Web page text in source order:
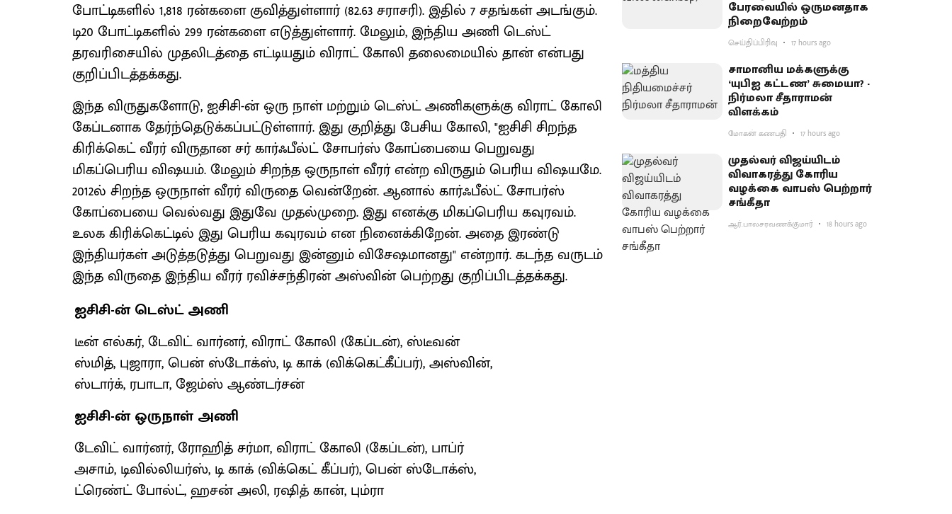
போட்டிகளில் 1,818 ரன்களை குவித்துள்ளார் (82.63 சராசரி). இதில் 7 சதங்கள் அடங்கும்.
டி20 போட்டிகளில் 299 ரன்களை எடுத்துள்ளார். மேலும், இந்திய அணி டெஸ்ட்
தரவரிசையில் முதலிடத்தை எட்டியதும் விராட் கோலி தலைமையில் தான் என்பது
குறிப்பிடத்தக்கது.
இந்த விருதுகளோடு, ஐசிசி-ன் ஒரு நாள் மற்றும் டெஸ்ட் அணிகளுக்கு விராட் கோலி
கேப்டனாக தேர்ந்தெடுக்கப்பட்டுள்ளார். இது குறித்து பேசிய கோலி, "ஐசிசி சிறந்த
கிரிக்கெட் வீரர் விருதான சர் கார்ஃபீல்ட் சோபர்ஸ் கோப்பையை பெறுவது
மிகப்பெரிய விஷயம். மேலும் சிறந்த ஒருநாள் வீரர் என்ற விருதும் பெரிய விஷயமே.
2012ல் சிறந்த ஒருநாள் வீரர் விருதை வென்றேன். ஆனால் கார்ஃபீல்ட் சோபர்ஸ்
கோப்பையை வெல்வது இதுவே முதல்முறை. இது எனக்கு மிகப்பெரிய கவுரவம்.
உலக கிரிக்கெட்டில் இது பெரிய கவுரவம் என நினைக்கிறேன். அதை இரண்டு
இந்தியர்கள் அடுத்தடுத்து பெறுவது இன்னும் விசேஷமானது" என்றார். கடந்த வருடம்
இந்த விருதை இந்திய வீரர் ரவிச்சந்திரன் அஸ்வின் பெற்றது குறிப்பிடத்தக்கது.
ஐசிசி-ன் டெஸ்ட் அணி
டீன் எல்கர், டேவிட் வார்னர், விராட் கோலி (கேப்டன்), ஸ்டீவன்
ஸ்மித், புஜாரா, பென் ஸ்டோக்ஸ், டி காக் (விக்கெட்கீப்பர்), அஸ்வின்,
ஸ்டார்க், ரபாடா, ஜேம்ஸ் ஆண்டர்சன்
ஐசிசி-ன் ஒருநாள் அணி
டேவிட் வார்னர், ரோஹித் சர்மா, விராட் கோலி (கேப்டன்), பாப்ர்
அசாம், டிவில்லியர்ஸ், டி காக் (விக்கெட் கீப்பர்), பென் ஸ்டோக்ஸ்,
ட்ரெண்ட் போல்ட், ஹசன் அலி, ரஷித் கான், பும்ரா
பேரவையில் ஒருமனதாக
நிறைவேற்றம்
செய்திப்பிரிவு 17 hours ago
சாமானிய மக்களுக்கு
‘யுபிஐ கட்டண’ சுமையா? -
நிர்மலா சீதாராமன்
விளக்கம்
மோகன் கணபதி 17 hours ago
முதல்வர் விஜய்யிடம்
விவாகரத்து கோரிய
வழக்கை வாபஸ் பெற்றார்
சங்கீதா
ஆர்.பாலசரவணக்குமார் 18 hours ago